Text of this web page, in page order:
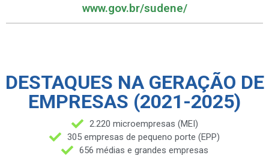
www.gov.br/sudene/
DESTAQUES NA GERAÇÃO DE
EMPRESAS (2021-2025)
2.220 microempresas (MEI)
305 empresas de pequeno porte (EPP)
656 médias e grandes empresas